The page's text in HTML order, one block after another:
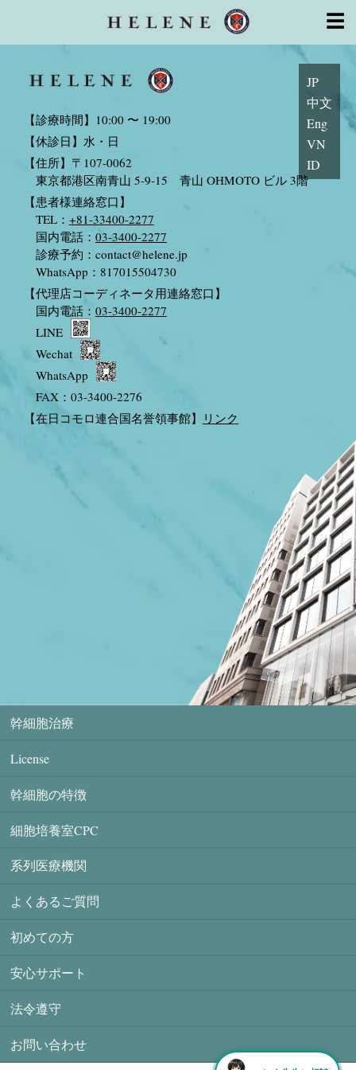
幹細胞の特徴
顧問・医師・専門家
初めての方安心サポート
お問い合わせ
☰
JP
中文
Eng
VN
ID
Monthly Archives: 7月 2020
【診療時間】10:00 〜 19:00
【休診日】水・日
【住所】〒107-0062
東京都港区南青山 5-9-15 青山 OHMOTO ビル 3階
【患者様連絡窓口】
TEL： +81-33400-2277
国内電話： 03-3400-2277
診療予約： contact@helene.jp
WhatsApp：817015504730
【代理店コーディネータ用連絡窓口】
国内電話： 03-3400-2277
LINE
Wechat
WhatsApp
FAX：03-3400-2276
【在日コモロ連合国名誉領事館】 リンク
幹細胞治療
License
幹細胞の特徴
細胞培養室CPC
系列医療機関
よくあるご質問
初めての方
安心サポート
法令遵守
お問い合わせ